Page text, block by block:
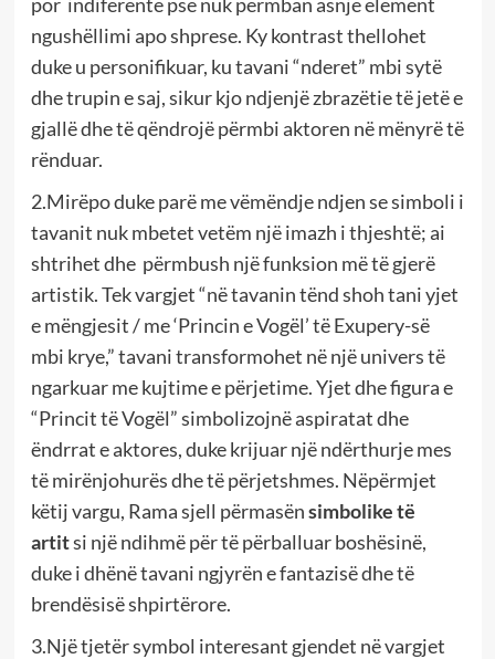
ngushëllimi apo shprese. Ky kontrast thellohet
duke u personifikuar, ku tavani “nderet” mbi sytë
dhe trupin e saj, sikur kjo ndjenjë zbrazëtie të jetë e
gjallë dhe të qëndrojë përmbi aktoren në mënyrë të
rënduar.
2.Mirëpo duke parë me vëmëndje ndjen se simboli i
tavanit nuk mbetet vetëm një imazh i thjeshtë; ai
shtrihet dhe përmbush një funksion më të gjerë
artistik. Tek vargjet “në tavanin tënd shoh tani yjet
e mëngjesit / me ‘Princin e Vogël’ të Exupery-së
mbi krye,” tavani transformohet në një univers të
ngarkuar me kujtime e përjetime. Yjet dhe figura e
“Princit të Vogël” simbolizojnë aspiratat dhe
ëndrrat e aktores, duke krijuar një ndërthurje mes
të mirënjohurës dhe të përjetshmes. Nëpërmjet
këtij vargu, Rama sjell përmasënsimbolike të
artitsi një ndihmë për të përballuar boshësinë,
duke i dhënë tavani ngjyrën e fantazisë dhe të
brendësisë shpirtërore.
3.Një tjetër symbol interesant gjendet në vargjet